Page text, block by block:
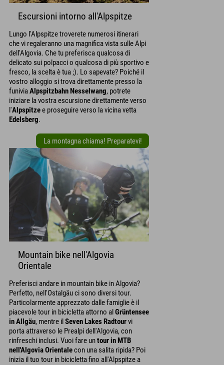
Escursioni intorno all'Alpspitze
Lungo l'Alpspitze troverete numerosi itinerari
che vi regaleranno una magnifica vista sulle Alpi
dell'Algovia. Che tu preferisca qualcosa di
delicato sui polpacci o qualcosa di più sportivo e
fresco, la scelta è tua ;). Lo sapevate? Poiché il
vostro alloggio si trova direttamente presso la
funiviaAlpspitzbahn Nesselwang, potrete
iniziare la vostra escursione direttamente verso
l'Alpspitzee proseguire verso la vicina vetta
Edelsberg.
La montagna chiama! Preparatevi!
Mountain bike nell'Algovia
Orientale
Preferisci andare in mountain bike in Algovia?
Perfetto, nell'Ostalgäu ci sono diversi tour.
Particolarmente apprezzato dalle famiglie è il
piacevole tour in bicicletta attorno alGrüntensee
in Allgäu, mentre ilSeven Lakes Radtourvi
porta attraverso le Prealpi dell'Algovia, con
rinfreschi inclusi. Vuoi fare untour in MTB
nell'Algovia Orientalecon una salita ripida? Poi
inizia il tuo tour in bicicletta fino all'Alpspitze a